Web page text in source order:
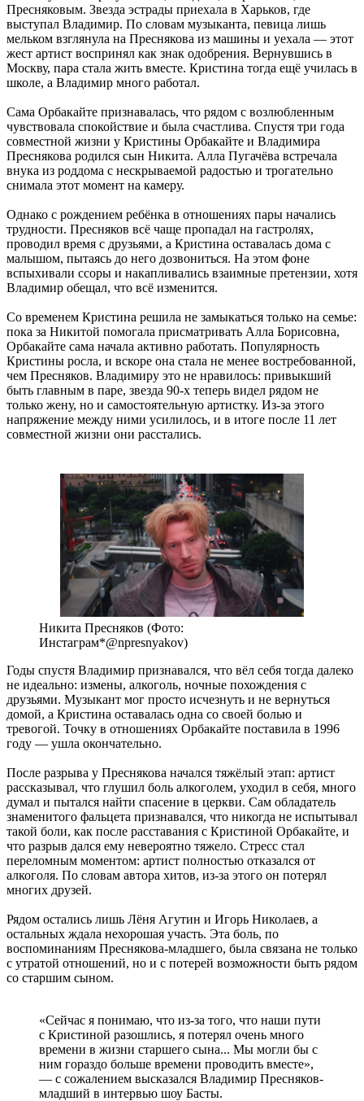
Пресняковым. Звезда эстрады приехала в Харьков, где
выступал Владимир. По словам музыканта, певица лишь
мельком взглянула на Преснякова из машины и уехала — этот
жест артист воспринял как знак одобрения. Вернувшись в
Москву, пара стала жить вместе. Кристина тогда ещё училась в
школе, а Владимир много работал.
Сама Орбакайте признавалась, что рядом с возлюбленным
чувствовала спокойствие и была счастлива. Спустя три года
совместной жизни у Кристины Орбакайте и Владимира
Преснякова родился сын Никита. Алла Пугачёва встречала
внука из роддома с нескрываемой радостью и трогательно
снимала этот момент на камеру.
Однако с рождением ребёнка в отношениях пары начались
трудности. Пресняков всё чаще пропадал на гастролях,
проводил время с друзьями, а Кристина оставалась дома с
малышом, пытаясь до него дозвониться. На этом фоне
вспыхивали ссоры и накапливались взаимные претензии, хотя
Владимир обещал, что всё изменится.
Со временем Кристина решила не замыкаться только на семье:
пока за Никитой помогала присматривать Алла Борисовна,
Орбакайте сама начала активно работать. Популярность
Кристины росла, и вскоре она стала не менее востребованной,
чем Пресняков. Владимиру это не нравилось: привыкший
быть главным в паре, звезда 90-х теперь видел рядом не
только жену, но и самостоятельную артистку. Из-за этого
напряжение между ними усилилось, и в итоге после 11 лет
совместной жизни они расстались.
Никита Пресняков (Фото:
Инстаграм*@npresnyakov)
Годы спустя Владимир признавался, что вёл себя тогда далеко
не идеально: измены, алкоголь, ночные похождения с
друзьями. Музыкант мог просто исчезнуть и не вернуться
домой, а Кристина оставалась одна со своей болью и
тревогой. Точку в отношениях Орбакайте поставила в 1996
году — ушла окончательно.
После разрыва у Преснякова начался тяжёлый этап: артист
рассказывал, что глушил боль алкоголем, уходил в себя, много
думал и пытался найти спасение в церкви. Сам обладатель
знаменитого фальцета признавался, что никогда не испытывал
такой боли, как после расставания с Кристиной Орбакайте, и
что разрыв дался ему невероятно тяжело. Стресс стал
переломным моментом: артист полностью отказался от
алкоголя. По словам автора хитов, из-за этого он потерял
многих друзей.
Рядом остались лишь Лёня Агутин и Игорь Николаев, а
остальных ждала нехорошая участь. Эта боль, по
воспоминаниям Преснякова-младшего, была связана не только
с утратой отношений, но и с потерей возможности быть рядом
со старшим сыном.
«Сейчас я понимаю, что из-за того, что наши пути
с Кристиной разошлись, я потерял очень много
времени в жизни старшего сына... Мы могли бы с
ним гораздо больше времени проводить вместе»,
— с сожалением высказался Владимир Пресняков-
младший в интервью шоу Басты.